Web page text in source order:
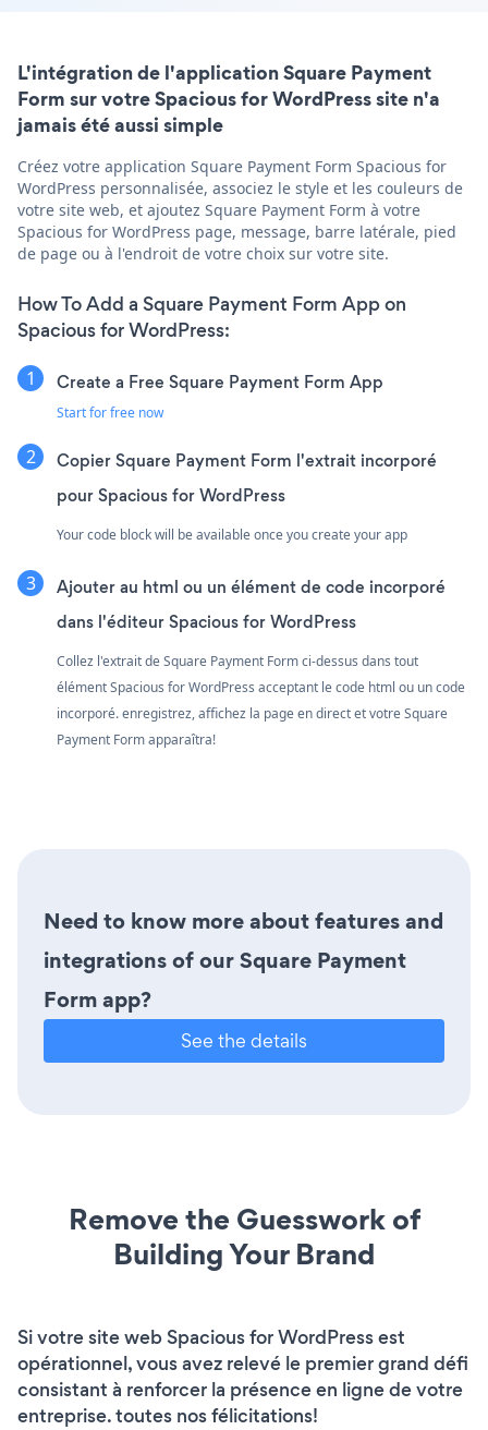
L'intégration de l'application Square Payment
Form sur votre Spacious for WordPress site n'a
jamais été aussi simple
Créez votre application Square Payment Form Spacious for
WordPress personnalisée, associez le style et les couleurs de
votre site web, et ajoutez Square Payment Form à votre
Spacious for WordPress page, message, barre latérale, pied
de page ou à l'endroit de votre choix sur votre site.
How To Add a Square Payment Form App on
Spacious for WordPress:
Create a Free Square Payment Form App
Start for free now
Copier Square Payment Form l'extrait incorporé
pour Spacious for WordPress
Your code block will be available once you create your app
Ajouter au html ou un élément de code incorporé
dans l'éditeur Spacious for WordPress
Collez l'extrait de Square Payment Form ci-dessus dans tout
élément Spacious for WordPress acceptant le code html ou un code
incorporé. enregistrez, affichez la page en direct et votre Square
Payment Form apparaîtra!
Need to know more about features and
integrations of our Square Payment
Form app?
See the details
Remove the Guesswork of
Building Your Brand
Si votre site web Spacious for WordPress est
opérationnel, vous avez relevé le premier grand défi
consistant à renforcer la présence en ligne de votre
entreprise. toutes nos félicitations!